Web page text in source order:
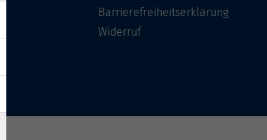
Barrierefreiheitserklärung
Widerruf